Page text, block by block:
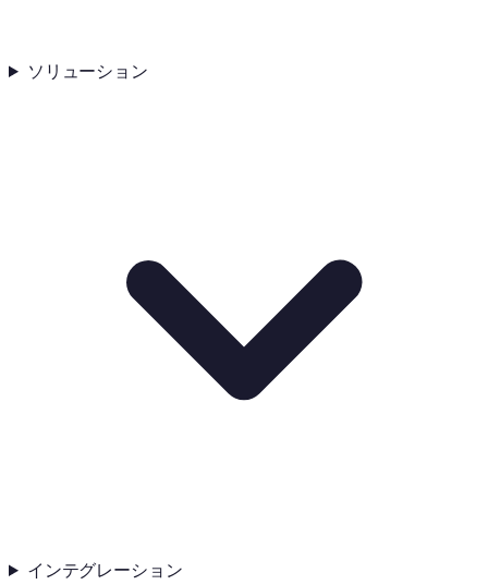
ソリューション
インテグレーション